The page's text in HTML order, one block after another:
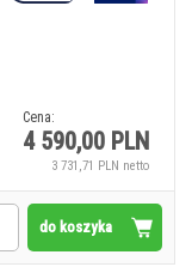
Cena:
4 590,00 PLN
3 731,71 PLN netto
do koszyka